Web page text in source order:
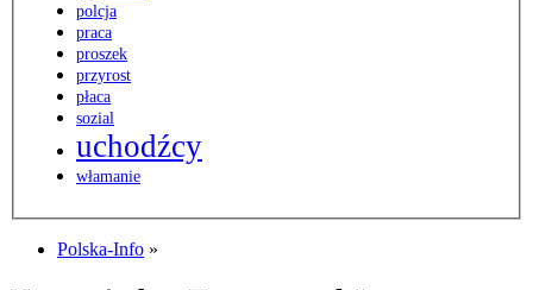
polcja
praca
proszek
przyrost
płaca
sozial
uchodźcy
włamanie
Polska-Info »